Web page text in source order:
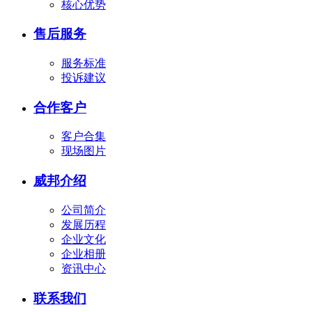
核心优势
售后服务
服务标准
投诉建议
合作客户
客户合集
现场图片
威邦介绍
公司简介
发展历程
企业文化
企业相册
资讯中心
联系我们